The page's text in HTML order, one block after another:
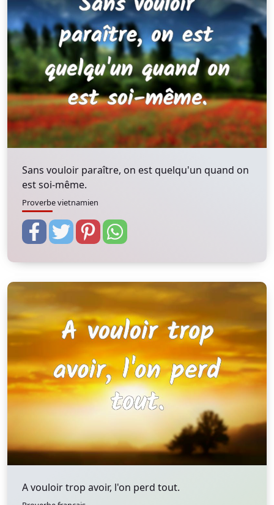
Sans vouloir paraître, on est quelqu'un quand on
est soi-même.
Proverbe vietnamien
A vouloir trop avoir, l'on perd tout.